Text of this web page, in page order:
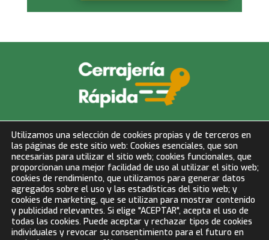
info@cerrajeriarapida.net
677 153 750
LLAMAR AHORA
BLOG
Utilizamos una selección de cookies propias y de terceros en
las páginas de este sitio web: Cookies esenciales, que son
necesarias para utilizar el sitio web; cookies funcionales, que
proporcionan una mejor facilidad de uso al utilizar el sitio web;
cookies de rendimiento, que utilizamos para generar datos
agregados sobre el uso y las estadísticas del sitio web; y
cookies de marketing, que se utilizan para mostrar contenido
y publicidad relevantes. Si elige "ACEPTAR", acepta el uso de
todas las cookies. Puede aceptar y rechazar tipos de cookies
individuales y revocar su consentimiento para el futuro en